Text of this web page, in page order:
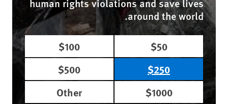
human rights violations and save lives
around the world.
$50
$100
$250
$500
$1000
Other